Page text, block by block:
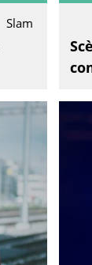
Slam